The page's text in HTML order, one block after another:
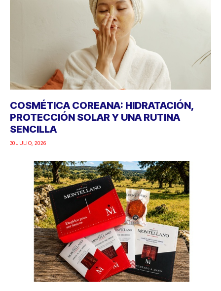
COSMÉTICA COREANA: HIDRATACIÓN,
PROTECCIÓN SOLAR Y UNA RUTINA
SENCILLA
30 JULIO, 2026